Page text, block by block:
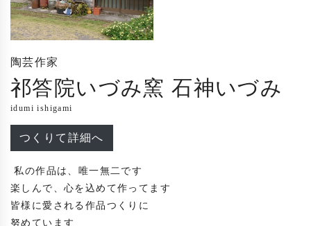
陶芸作家
祁答院いづみ窯 石神いづみ
idumi ishigami
つくりて詳細へ
私の作品は、唯一無二です
楽しんで、心を込めて作ってます
皆様に愛される作品つくりに
努めています